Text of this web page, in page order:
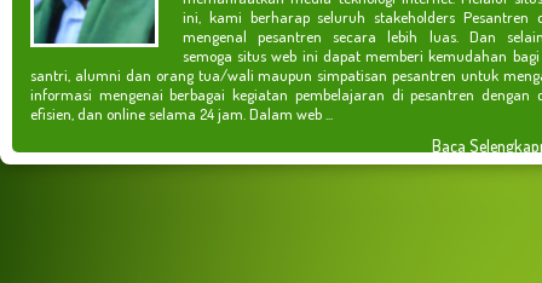
ini, kami berharap seluruh stakeholders Pesantren
mengenal pesantren secara lebih luas. Dan
semoga situs web ini dapat memberi kemudahan
santri, alumni dan orang tua/wali maupun simpatisan pesantren untuk
informasi mengenai berbagai kegiatan pembelajaran di pesantren dengan
efisien, dan online selama 24 jam. Dalam web ...
Baca